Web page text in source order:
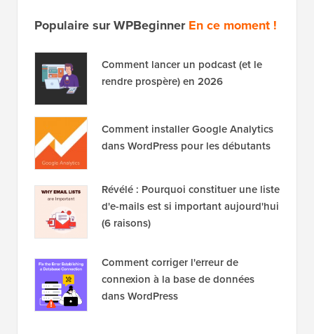
Populaire sur WPBeginnerEn ce moment !
Comment lancer un podcast (et le
rendre prospère) en 2026
Comment installer Google Analytics
dans WordPress pour les débutants
Révélé : Pourquoi constituer une liste
d'e-mails est si important aujourd'hui
(6 raisons)
Comment corriger l'erreur de
connexion à la base de données
dans WordPress